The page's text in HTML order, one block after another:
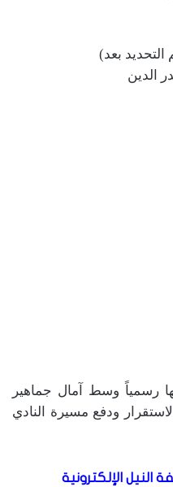
بعد)
الدين
رسمياً وسط آمال جماهير
ودفع مسيرة النادي
النيل الإلكترونية